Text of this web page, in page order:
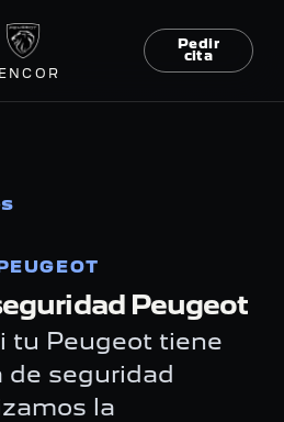
Pedir
cita
Peugeot
tu Peugeot tiene
de seguridad
la